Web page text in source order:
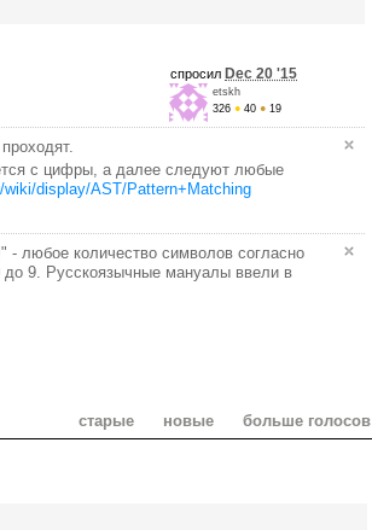
спросил Dec 20 '15
etskh
326 ● 40 ● 19
с цифры, а далее следуют любые
display/AST/Pattern+Matching
любое количество символов согласно
9. Русскоязычные мануалы ввели в
старые новые больше голосов